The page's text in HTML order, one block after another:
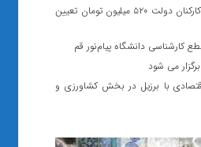
سقف پاداش پایان خدمت کارکنان دولت ۵۲۰ میلیون تومان تعیین
کارشناسی دانشگاه پیام‌نور قم
می شود
با برزیل در بخش کشاورزی و